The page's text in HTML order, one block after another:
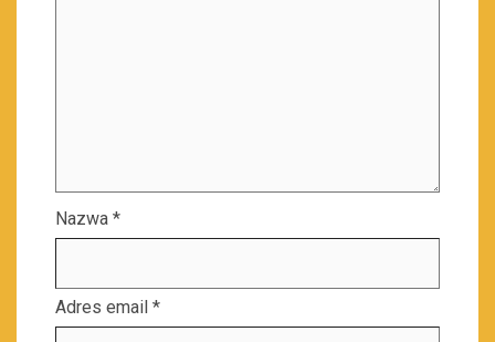
Nazwa *
Adres email *